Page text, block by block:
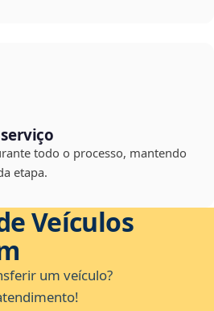
todo o processo, mantendo
etapa.
Veículos
um veículo?